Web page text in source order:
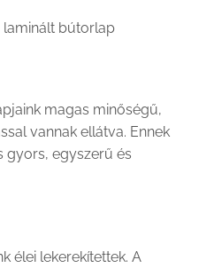
bútorlap
magas minőségű,
vannak ellátva. Ennek
gyors, egyszerű és
élei lekerekítettek. A